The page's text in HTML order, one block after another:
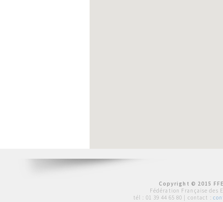
Copyright © 2015
Fédération Française des
tél : 01 39 44 65 80 | contact :